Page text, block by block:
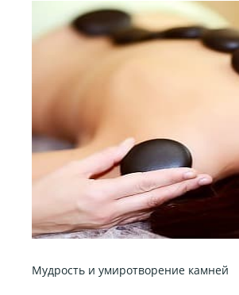
Мудрость и умиротворение камней